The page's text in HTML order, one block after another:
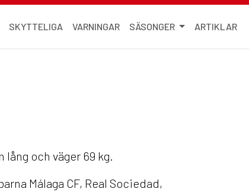
SKYTTELIGA VARNINGAR SÄSONGER ARTIKLAR
lång och väger 69 kg.
Málaga CF, Real Sociedad,